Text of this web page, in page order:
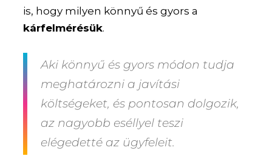
is, hogy milyen könnyű és gyors a
kárfelmérésük.
Aki könnyű és gyors módon tudja
meghatározni a javítási
költségeket, és pontosan dolgozik,
az nagyobb eséllyel teszi
elégedetté az ügyfeleit.